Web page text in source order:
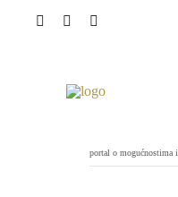
portal o mogućnostima